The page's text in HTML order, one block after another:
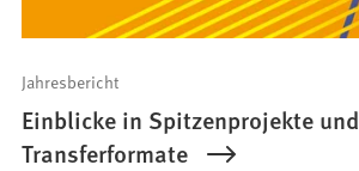
Jahresbericht
Einblicke in Spitzenprojekte und
Transferformate